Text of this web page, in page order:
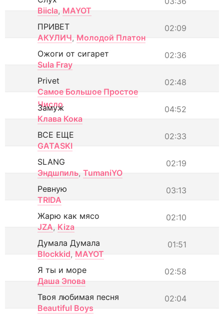
Biicla, MAYOT
02:09
ПРИВЕТ
АКУЛИЧ, Молодой Платон
02:36
Ожоги от сигарет
Sula Fray
02:48
Privet
Самое Большое Простое
Число
04:52
Замуж
Клава Кока
02:33
ВСЕ ЕЩЕ
GATASKI
02:19
SLANG
Эндшпиль, TumaniYO
03:13
Ревную
TRIDA
02:10
Жарю как мясо
JZA, Kiza
01:51
Думала Думала
Blockkid, MAYOT
02:58
Я ты и море
Даша Эпова
02:04
Твоя любимая песня
Beautiful Boys